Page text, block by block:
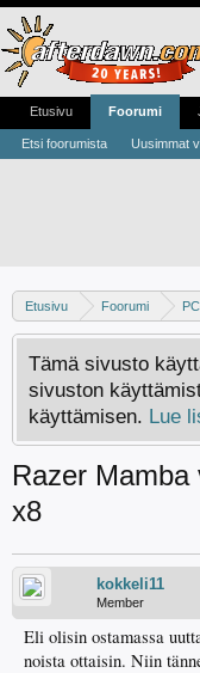
Etusivu Foorumi
Tämä sivusto
sivuston
käyttämisen. Lue
Razer
x8
kokkeli11
Member
Eli olisin ostamassa
noista ottaisin. Niin
Etusivu Foorumi
Etsi foorumista Uusimmat